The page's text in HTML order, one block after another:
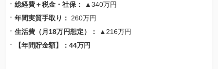
総経費＋税金・社保：
▲340万円
年間実質手取り： 260万円
生活費（月18万円想定）：
▲216万円
【年間貯金額】：44万円